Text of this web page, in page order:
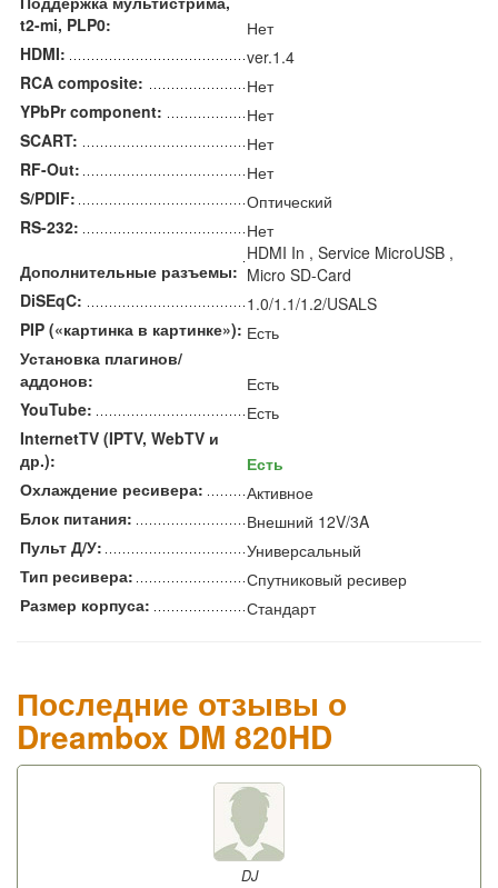
t2-mi, PLP0:
Нет
HDMI:
ver.1.4
RCA composite:
Нет
YPbPr component:
Нет
SCART:
Нет
RF-Out:
Нет
S/PDIF:
Оптический
RS-232:
Нет
Дополнительные разъемы:
HDMI In , Service MicroUSB ,
Micro SD-Card
DiSEqC:
1.0/1.1/1.2/USALS
PIP («картинка в картинке»): Есть
Установка плагинов/
аддонов:
Есть
YouTube:
Есть
InternetTV (IPTV, WebTV и
др.):
Есть
Охлаждение ресивера:
Активное
Блок питания:
Внешний 12V/3A
Пульт Д/У:
Универсальный
Тип ресивера:
Спутниковый ресивер
Размер корпуса:
Стандарт
Последние отзывы о
Dreambox DM 820HD
DJ